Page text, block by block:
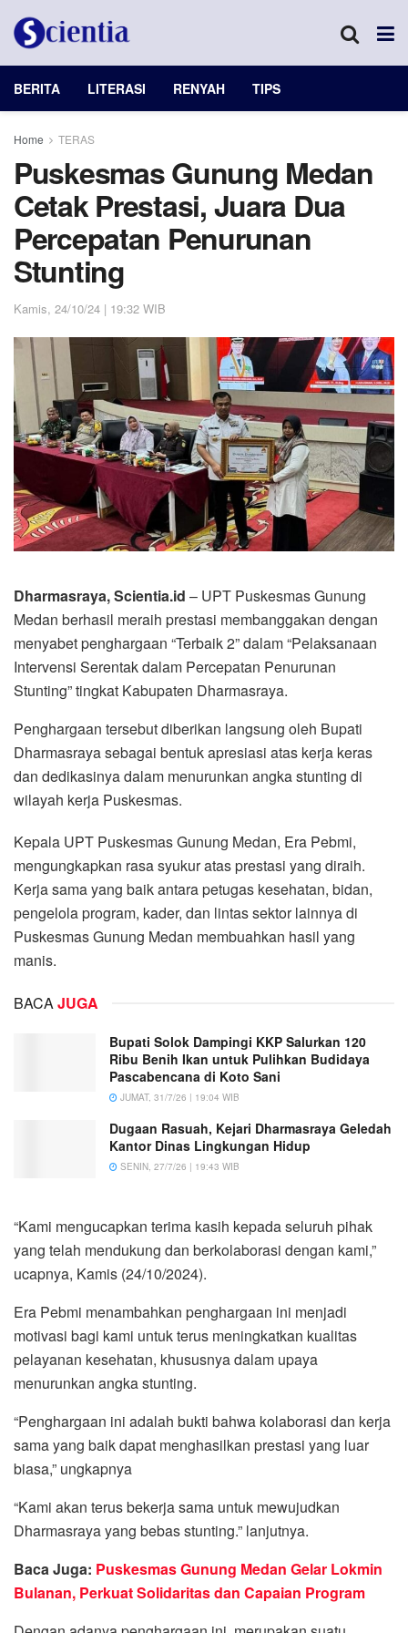
BERITA LITERASI RENYAH TIPS
Home TERAS
Puskesmas Gunung Medan
Cetak Prestasi, Juara Dua
Percepatan Penurunan
Stunting
Kamis, 24/10/24 | 19:32 WIB
Dharmasraya, Scientia.id – UPT Puskesmas Gunung
Medan berhasil meraih prestasi membanggakan dengan
menyabet penghargaan “Terbaik 2” dalam “Pelaksanaan
Intervensi Serentak dalam Percepatan Penurunan
Stunting” tingkat Kabupaten Dharmasraya.
Penghargaan tersebut diberikan langsung oleh Bupati
Dharmasraya sebagai bentuk apresiasi atas kerja keras
dan dedikasinya dalam menurunkan angka stunting di
wilayah kerja Puskesmas.
Kepala UPT Puskesmas Gunung Medan, Era Pebmi,
mengungkapkan rasa syukur atas prestasi yang diraih.
Kerja sama yang baik antara petugas kesehatan, bidan,
pengelola program, kader, dan lintas sektor lainnya di
Puskesmas Gunung Medan membuahkan hasil yang
manis.
BACAJUGA
Bupati Solok Dampingi KKP Salurkan 120
Ribu Benih Ikan untuk Pulihkan Budidaya
Pascabencana di Koto Sani
JUMAT, 31/7/26 | 19:04 WIB
Dugaan Rasuah, Kejari Dharmasraya Geledah
Kantor Dinas Lingkungan Hidup
SENIN, 27/7/26 | 19:43 WIB
“Kami mengucapkan terima kasih kepada seluruh pihak
yang telah mendukung dan berkolaborasi dengan kami,”
ucapnya, Kamis (24/10/2024).
Era Pebmi menambahkan penghargaan ini menjadi
motivasi bagi kami untuk terus meningkatkan kualitas
pelayanan kesehatan, khususnya dalam upaya
menurunkan angka stunting.
“Penghargaan ini adalah bukti bahwa kolaborasi dan kerja
sama yang baik dapat menghasilkan prestasi yang luar
biasa,” ungkapnya
“Kami akan terus bekerja sama untuk mewujudkan
Dharmasraya yang bebas stunting.” lanjutnya.
Baca Juga: Puskesmas Gunung Medan Gelar Lokmin
Bulanan, Perkuat Solidaritas dan Capaian Program